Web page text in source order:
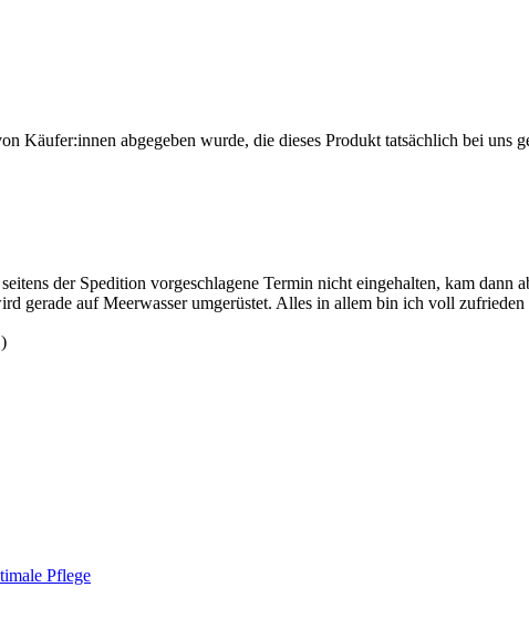
Käufer:innen abgegeben wurde, die dieses Produkt tatsächlich bei uns
der Spedition vorgeschlagene Termin nicht eingehalten, kam dann
gerade auf Meerwasser umgerüstet. Alles in allem bin ich voll
Pflege